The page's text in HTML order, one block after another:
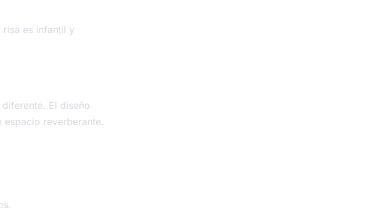
risa es infantil y
El diseño
reverberante.